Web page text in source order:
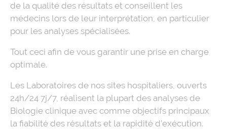
de la qualité des résultats et conseillent les
médecins lors de leur interprétation, en particulier
pour les analyses spécialisées.
Tout ceci afin de vous garantir une prise en charge
optimale.
Les Laboratoires de nos sites hospitaliers, ouverts
24h/24 7j/7, réalisent la plupart des analyses de
Biologie clinique avec comme objectifs principaux
la fiabilité des résultats et la rapidité d’exécution.